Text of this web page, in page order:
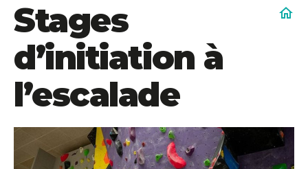
home
Stages
d’initiation à
l’escalade